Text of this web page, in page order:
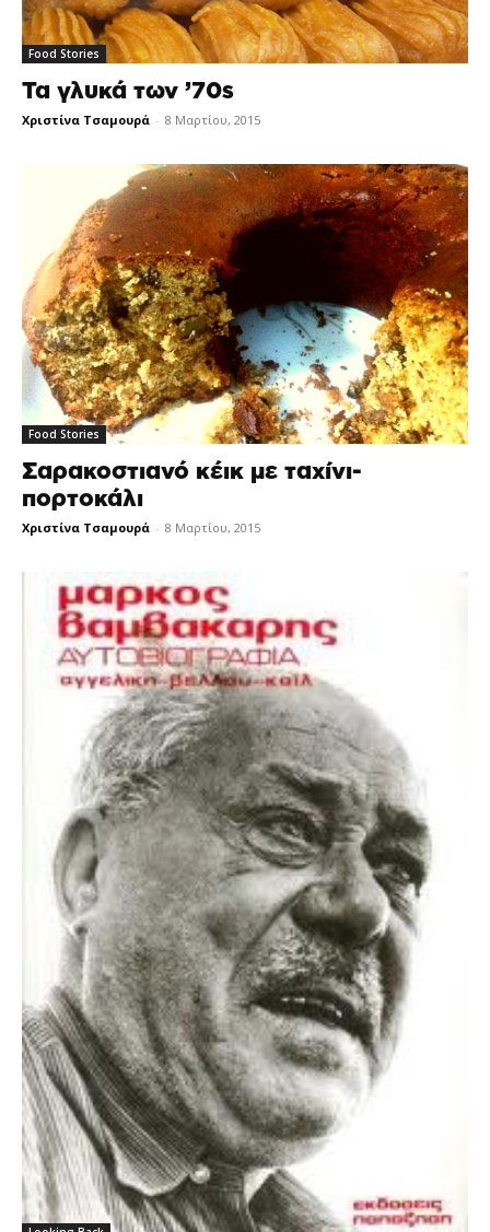
Food Stories
Τα γλυκά των ’70s
Χριστίνα Τσαμουρά - 8 Μαρτίου, 2015
Food Stories
Σαρακοστιανό κέικ με ταχίνι-
πορτοκάλι
Χριστίνα Τσαμουρά - 8 Μαρτίου, 2015